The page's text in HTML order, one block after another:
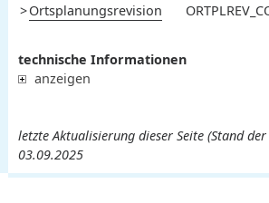
Ortsplanungsrevision
technische Informationen
anzeigen
letzte Aktualisierung dieser Seite (Stand
03.09.2025